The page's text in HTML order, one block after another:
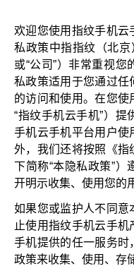
欢迎您使用指纹手机云
私政策中指指纹（北京
或“公司”）非常重视
私政策适用于您通过任
的访问和使用。在您
“指纹手机云手机”）
手机云手机平台用户使
外，我们还将按照《指
下简称“本隐私政策”
开明示收集、使用您的
如果您或监护人不同意
止使用指纹手机云手
手机提供的任一服务时
政策来收集、使用、存